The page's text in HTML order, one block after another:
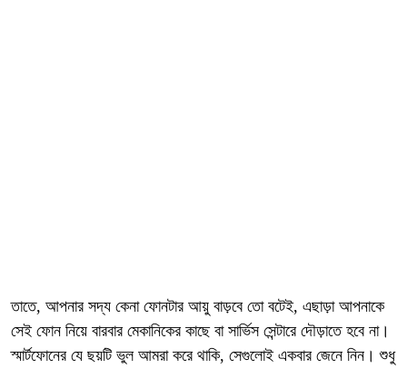
তাতে, আপনার সদ্য কেনা ফোনটার আয়ু বাড়বে তো বটেই, এছাড়া আপনাকে
সেই ফোন নিয়ে বারবার মেকানিকের কাছে বা সার্ভিস সেন্টারে দৌড়াতে হবে না।
স্মার্টফোনের যে ছয়টি ভুল আমরা করে থাকি, সেগুলোই একবার জেনে নিন। শুধু